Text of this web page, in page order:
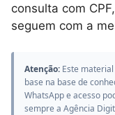
consulta com
seguem com a
Atenção: Este
base na base de
WhatsApp e acesso
sempre a Agência